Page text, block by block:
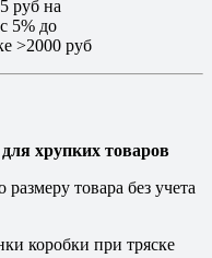
руб на
с 5% до
>2000 руб
хрупких товаров
товара без учета
коробки при тряске